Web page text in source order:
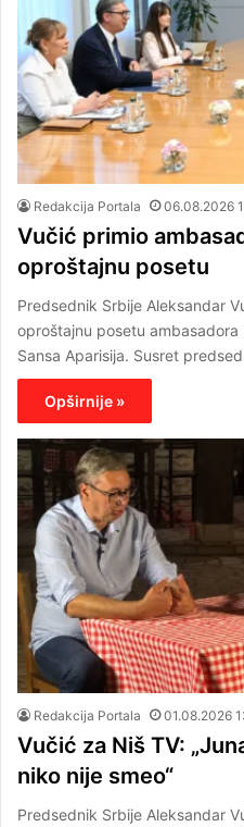
Redakcija Portala 06.08.2026
Vučić primio
oproštajnu posetu
Predsednik Srbije Aleksandar
oproštajnu posetu ambasadora
Sansa Aparisija. Susret
Opširnije »
Redakcija Portala 01.08.2026
Vučić za Niš TV:
niko nije smeo“
Predsednik Srbije Aleksandar